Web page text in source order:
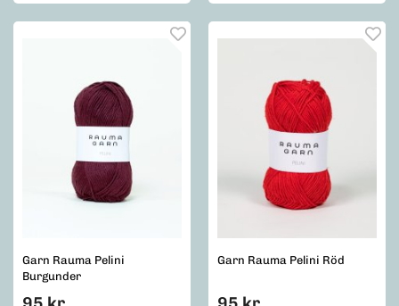
Garn Rauma Pelini
Burgunder
Garn Rauma Pelini Röd